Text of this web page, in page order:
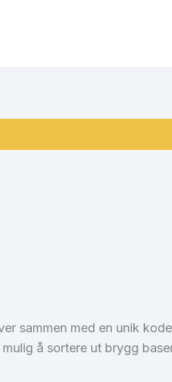
sammen med en unik
å sortere ut brygg